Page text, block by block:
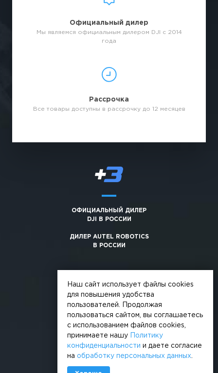
Официальный дилер
Мы являемся официальным дилером DJI с 2014
года
Рассрочка
Все товары доступны в рассрочку до 12 месяцев
ОФИЦИАЛЬНЫЙ ДИЛЕР
DJI В РОССИИ
ДИЛЕР AUTEL ROBOTICS
В РОССИИ
© 2026, +3. Все права защищены
Обработка персональных данных
Наш сайт использует файлы cookies
для повышения удобства
пользователей. Продолжая
пользоваться сайтом, вы соглашаетесь
с использованием файлов cookies,
принимаете нашу
Политику
конфиденциальности
и даете согласие
на обработку персональных данных